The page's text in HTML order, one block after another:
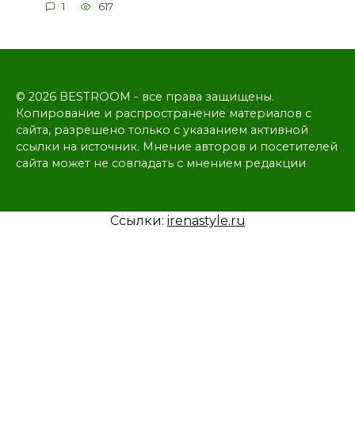
1 617
© 2026 BESTROOM - все права защищены.
Копирование и распространение материалов с
сайта, разрешено только с указанием активной
ссылки на источник. Мнение авторов и посетителей
сайта может не совпадать с мнением редакции
Ссылки: irenastyle.ru